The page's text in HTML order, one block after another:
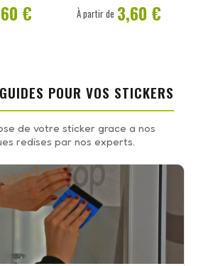
€ À partir de 3,60 €
POUR VOS STICKERS
de votre sticker grace a nos
redises par nos experts.